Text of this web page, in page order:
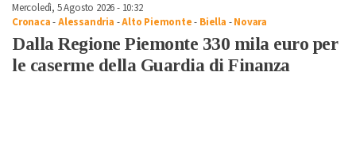
Mercoledì, 5 Agosto 2026 - 10:32
Cronaca-Alessandria -Alto Piemonte- Biella -Novara
Dalla Regione Piemonte 330 mila euro per
le caserme della Guardia di Finanza